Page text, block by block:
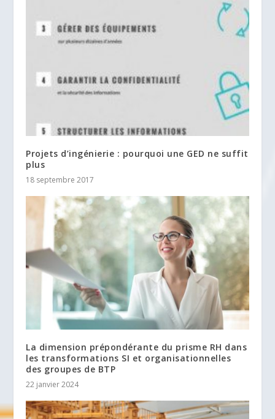
Projets d’ingénierie : pourquoi une GED ne suffit
plus
18 septembre 2017
La dimension prépondérante du prisme RH dans
les transformations SI et organisationnelles
des groupes de BTP
22 janvier 2024